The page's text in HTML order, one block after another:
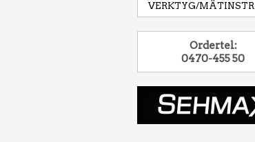
VERKTYG/MÄTINSTR
Ordertel:
0470-455 50